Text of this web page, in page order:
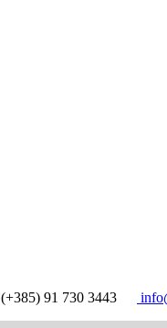
(+385) 91 730 3443